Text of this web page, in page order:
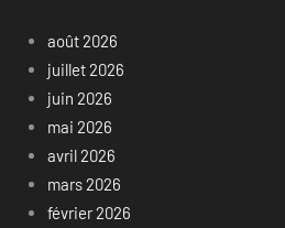
août 2026
juillet 2026
juin 2026
mai 2026
avril 2026
mars 2026
février 2026